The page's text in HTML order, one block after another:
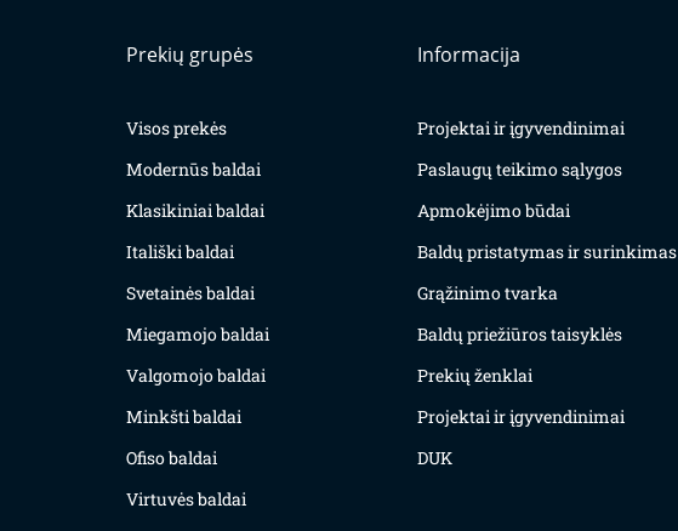
Prekių grupės
Visos prekės
Modernūs baldai
Klasikiniai baldai
Itališki baldai
Svetainės baldai
Miegamojo baldai
Valgomojo baldai
Minkšti baldai
Ofiso baldai
Virtuvės baldai
Informacija
Projektai ir įgyvendinimai
Paslaugų teikimo sąlygos
Apmokėjimo būdai
Baldų pristatymas ir surinkimas
Grąžinimo tvarka
Baldų priežiūros taisyklės
Prekių ženklai
Projektai ir įgyvendinimai
DUK